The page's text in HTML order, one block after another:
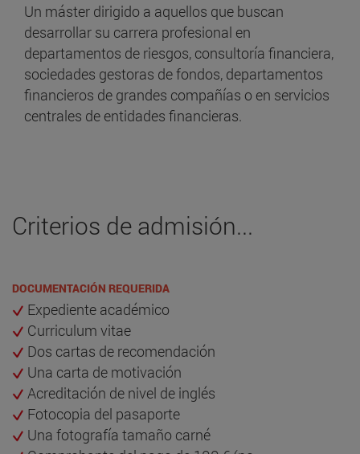
Un máster dirigido a aquellos que buscan
desarrollar su carrera profesional en
departamentos de riesgos, consultoría financiera,
sociedades gestoras de fondos, departamentos
financieros de grandes compañías o en servicios
centrales de entidades financieras.
Criterios de admisión...
DOCUMENTACIÓN REQUERIDA
Expediente académico
Curriculum vitae
Dos cartas de recomendación
Una carta de motivación
Acreditación de nivel de inglés
Fotocopia del pasaporte
Una fotografía tamaño carné